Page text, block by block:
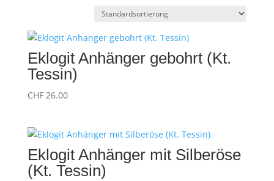
Eklogit Anhänger gebohrt (Kt.
Tessin)
CHF26.00
Eklogit Anhänger mit Silberöse
(Kt. Tessin)